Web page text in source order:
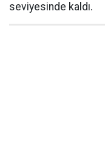
seviyesinde kaldı.